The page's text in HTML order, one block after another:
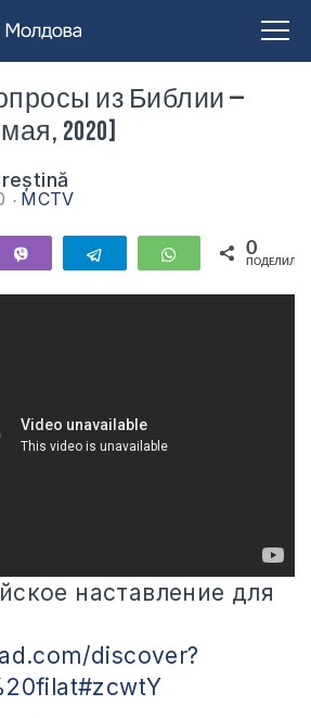
из Библии —
2020]
MCTV
Telegram WhatsApp
0
наставление для
discover?